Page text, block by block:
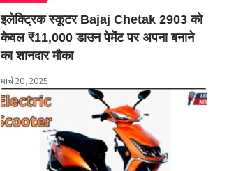
इलेक्ट्रिक स्कूटर Bajaj Chetak 2903 को
केवल ₹11,000 डाउन पेमेंट पर अपना बनाने
का शानदार मौका
मार्च 20, 2025